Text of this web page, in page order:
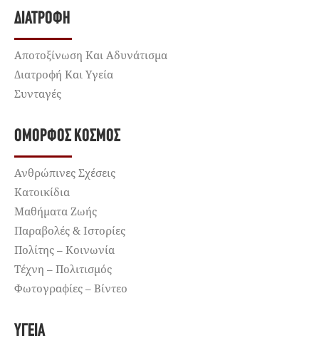
ΔΙΑΤΡΟΦΉ
Αποτοξίνωση Και Αδυνάτισμα
Διατροφή Και Υγεία
Συνταγές
ΌΜΟΡΦΟΣ ΚΌΣΜΟΣ
Ανθρώπινες Σχέσεις
Κατοικίδια
Μαθήματα Ζωής
Παραβολές & Ιστορίες
Πολίτης – Κοινωνία
Τέχνη – Πολιτισμός
Φωτογραφίες – Βίντεο
ΥΓΕΊΑ